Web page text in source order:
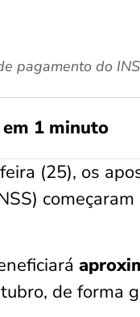
pagamento do
em 1 minuto
(25), os
de forma